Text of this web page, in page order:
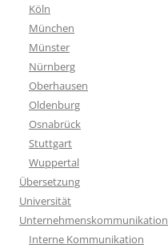
Köln
München
Münster
Nürnberg
Oberhausen
Oldenburg
Osnabrück
Stuttgart
Wuppertal
Übersetzung
Universität
Unternehmenskommunikation
Interne Kommunikation